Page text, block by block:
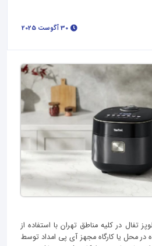
تفال در کلیه مناطق تهران با استفاده از
اصل و گارانتی تا 12 ماه در محل یا کارگاه مجهز آی پی امداد توسط